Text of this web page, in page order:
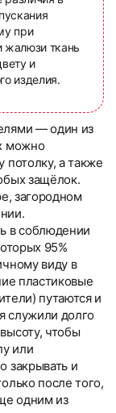
при
жалюзи ткань
и
изделия.
— один из
можно
потолку, а также
защёлок.
загородном
в соблюдении
95%
виду в
пластиковые
путаются и
служили долго
чтобы
или
закрывать и
после того,
одним из